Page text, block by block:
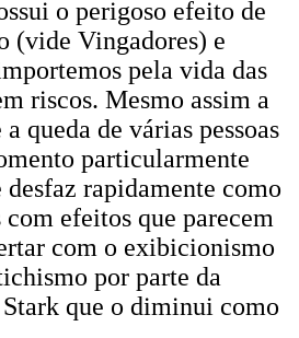
o perigoso efeito de
(vide Vingadores) e
pela vida das
riscos. Mesmo assim a
queda de várias pessoas
particularmente
desfaz rapidamente como
com efeitos que parecem
com o exibicionismo
por parte da
que o diminui como